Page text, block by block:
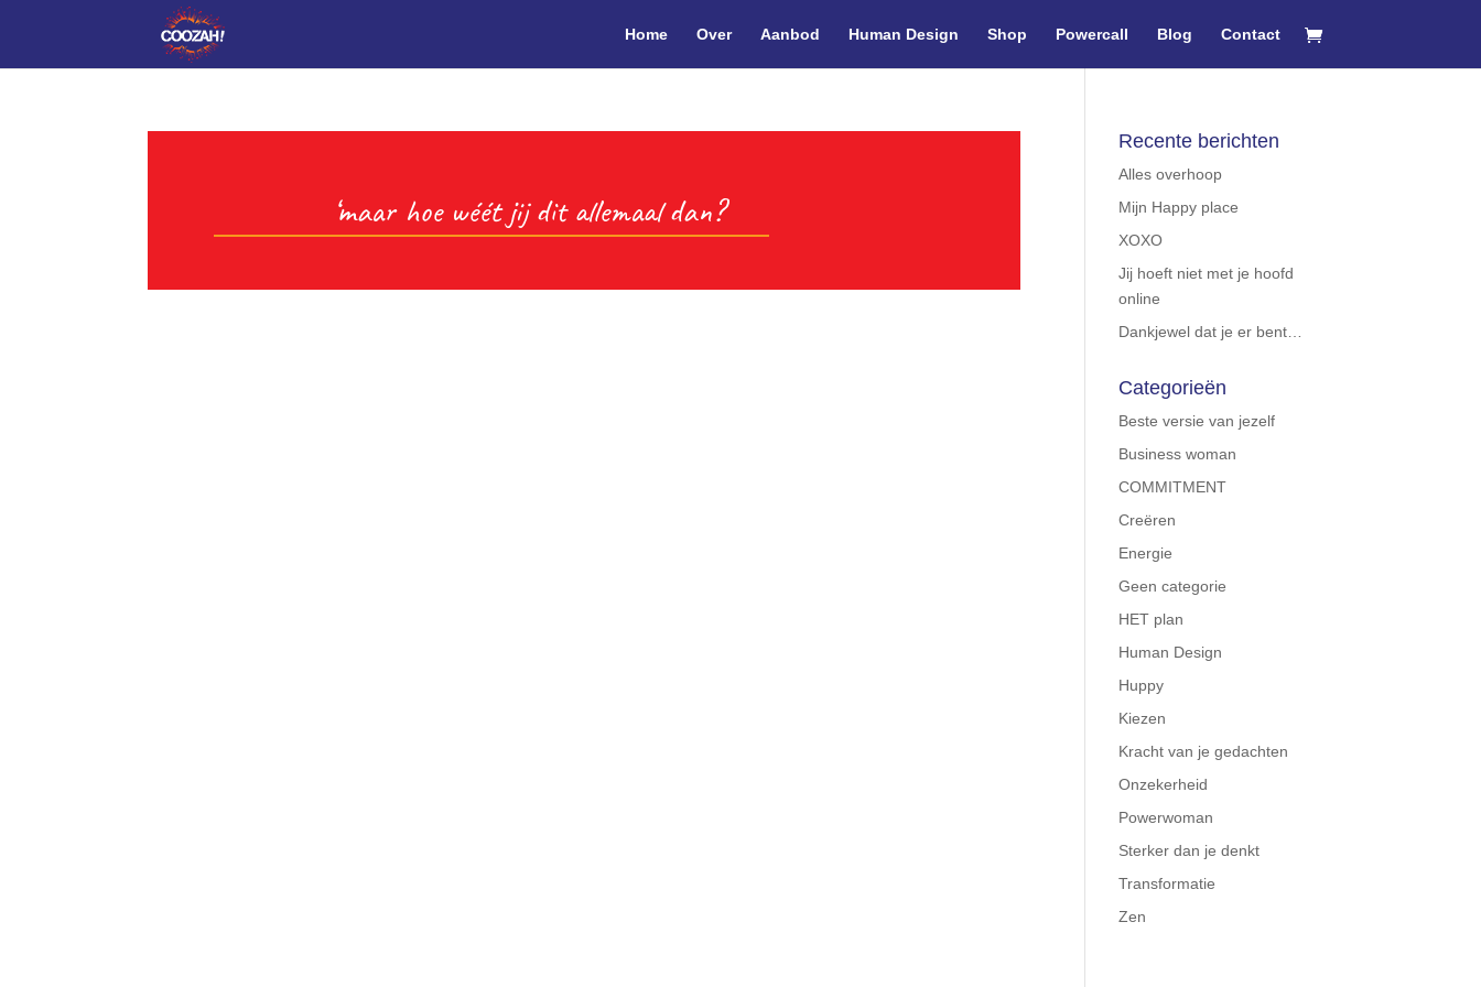
Home Over Aanbod Human Design Shop Powercall Blog Contact
‘maar hoe wéét jij dit allemaal dan?
Recente berichten
Alles overhoop
Mijn Happy place
XOXO
Jij hoeft niet met je hoofd
online
Dankjewel dat je er bent…
Categorieën
Beste versie van jezelf
Business woman
COMMITMENT
Creëren
Energie
Geen categorie
HET plan
Human Design
Huppy
Kiezen
Kracht van je gedachten
Onzekerheid
Powerwoman
Sterker dan je denkt
Transformatie
Zen